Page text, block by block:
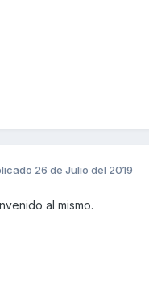
26 de Julio del 2019
al mismo.